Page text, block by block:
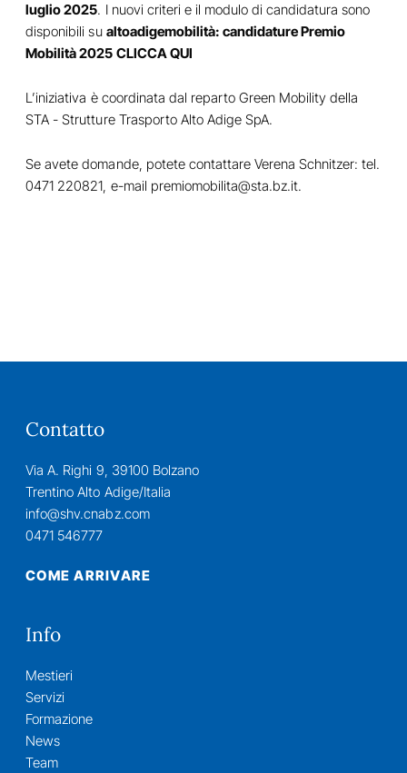
luglio 2025. I nuovi criteri e il modulo di candidatura sono
disponibili su altoadigemobilità: candidature Premio
Mobilità 2025 CLICCAQUI
L’iniziativa è coordinata dal reparto Green Mobility della
STA - Strutture Trasporto Alto Adige SpA.
Se avete domande, potete contattare Verena Schnitzer: tel.
0471 220821, e-mail premiomobilita@sta.bz.it.
Contatto
Via A. Righi 9, 39100 Bolzano
Trentino Alto Adige/Italia
info@shv.cnabz.com
0471 546777
COME ARRIVARE
Info
Mestieri
Servizi
Formazione
News
Team